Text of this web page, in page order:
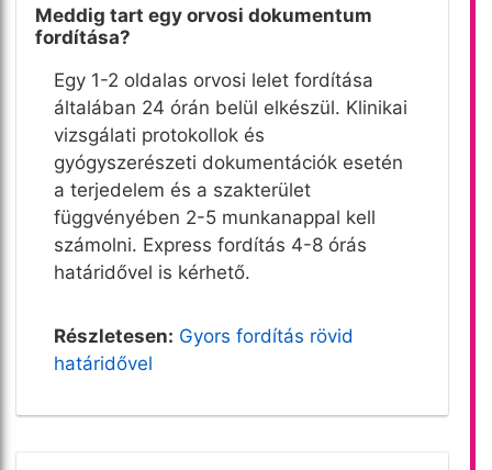
Meddig tart egy orvosi dokumentum
fordítása?
Egy 1-2 oldalas orvosi lelet fordítása
általában 24 órán belül elkészül. Klinikai
vizsgálati protokollok és
gyógyszerészeti dokumentációk esetén
a terjedelem és a szakterület
függvényében 2-5 munkanappal kell
számolni. Express fordítás 4-8 órás
határidővel is kérhető.
Részletesen: Gyors fordítás rövid
határidővel